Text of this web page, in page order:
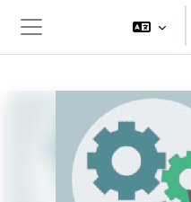
Side panel